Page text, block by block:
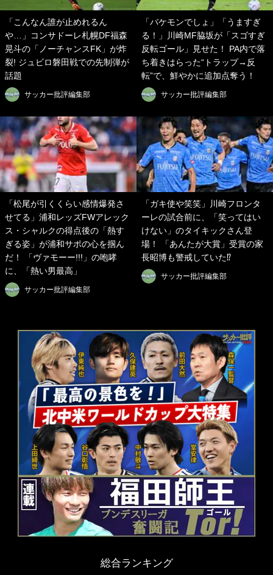
「こんなん誰が止めれるん
や…」コンサドーレ札幌DF福森
晃斗の「ノーチャンスFK」が炸
裂! ジュビロ磐田戦での先制弾が
話題
サッカー批評編集部
「バケモンでしょ」「うますぎ
る！」川崎MF脇坂が「スゴすぎ
反転ゴール」見せた！ PA内で落
ち着きはらった“トラップ→反
転”で、鮮やかに追加点奪う！
サッカー批評編集部
「松尾が引くくらい感情爆発さ
せてる」浦和レッズFWアレック
ス・シャルクの得点後の「熱す
ぎる姿」が浦和サポの心を掴ん
だ！ 「ヴァモーー!!!」の咆哮
に、「熱い男最高」
サッカー批評編集部
「ガキ使や笑笑」川崎フロンタ
ーレの試合前に、「笑ってはい
けない」のタイキックさん登
場！ 「あんたが大賞」受賞の家
長昭博も警戒していた⁉
サッカー批評編集部
総合ランキング